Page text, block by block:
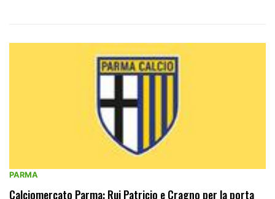
PARMA
Calciomercato Parma: Rui Patricio e Cragno per la porta